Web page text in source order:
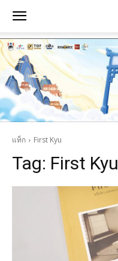
แท็ก First Kyu
Tag: First Kyu